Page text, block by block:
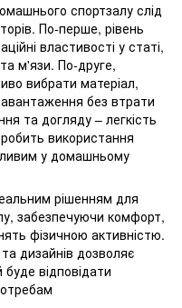
спортзалу слід
По-перше, рівень
властивості у статі,
м'язи. По-друге,
вибрати матеріал,
без втрати
та догляду – легкість
використання
у домашньому
рішенням для
забезпечуючи комфорт,
фізичною активністю.
дизайнів дозволяє
відповідати